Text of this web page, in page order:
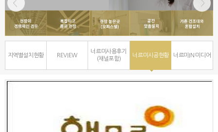
지역별설치현황 REVIEW
너르미사용후기
(채널포함)
너르미시공현황 너르미IN 미디어